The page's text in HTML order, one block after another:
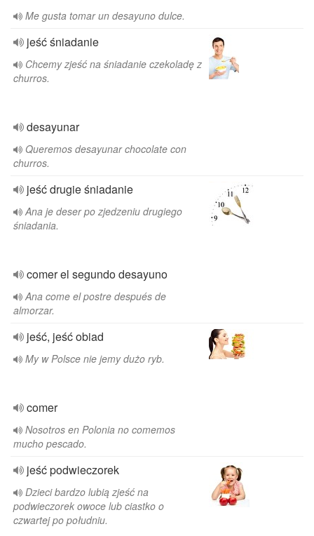
Me gusta tomar un desayuno dulce.
jeść śniadanie
Chcemy zjeść na śniadanie czekoladę z
churros.
desayunar
Queremos desayunar chocolate con
churros.
jeść drugie śniadanie
Ana je deser po zjedzeniu drugiego
śniadania.
comer el segundo desayuno
Ana come el postre después de
almorzar.
jeść, jeść obiad
My w Polsce nie jemy dużo ryb.
comer
Nosotros en Polonia no comemos
mucho pescado.
jeść podwieczorek
Dzieci bardzo lubią zjeść na
podwieczorek owoce lub ciastko o
czwartej po południu.